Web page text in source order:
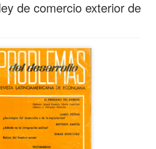
de comercio exterior de